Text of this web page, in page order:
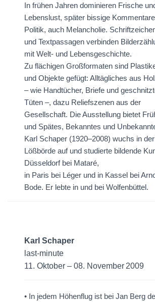
In frühen Jahren dominieren Frische
Lebenslust, später bissige
Politik, auch Melancholie.
und Textpassagen verbinden
mit Welt- und Lebensgeschichte.
Zu flächigen Großformaten sind
und Objekte gefügt: Alltägliches aus
– wie Handtücher, Briefe und
Tüten –, dazu Reliefszenen aus der
Gesellschaft. Die Ausstellung bietet
und Spätes, Bekanntes und
Karl Schaper (1920–2008) wuchs in
Lößbörde auf und studierte bildende
Düsseldorf bei Mataré,
in Paris bei Léger und in Kassel bei
Bode. Er lebte in und bei Wolfenbüttel.
Karl Schaper
last-minute
11. Oktober – 08. November 2009
• In jedem Höhenflug ist bei Jan Berg